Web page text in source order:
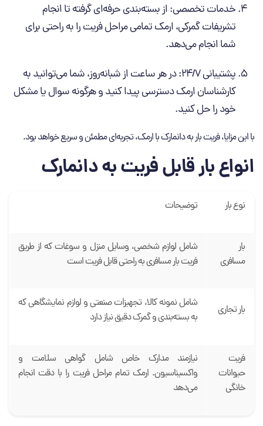
خدمات تخصصی: از بسته‌بندی حرفه‌ای گرفته تا انجام
تشریفات گمرکی، ارمک تمامی مراحل فریت را به راحتی برای
شما انجام می‌دهد.
پشتیبانی 24/7: در هر ساعت از شبانه‌روز، شما می‌توانید به
کارشناسان ارمک دسترسی پیدا کنید و هرگونه سوال یا مشکل
خود را حل کنید.
با این مزایا، فریت بار به دانمارک با ارمک، تجربه‌ای مطمئن و سریع خواهد بود.
انواع بار قابل فریت به دانمارک
نوع بار توضیحات
بار
مسافری
شامل لوازم شخصی، وسایل منزل و سوغات که از طریق
فریت بار مسافری به راحتی قابل فریت است
بار تجاری
شامل نمونه کالا، تجهیزات صنعتی و لوازم نمایشگاهی که
به بسته‌بندی و گمرک دقیق نیاز دارد
فریت
حیوانات
خانگی
نیازمند مدارک خاص شامل گواهی سلامت و
واکسیناسیون. ارمک تمام مراحل فریت را با دقت انجام
می‌دهد